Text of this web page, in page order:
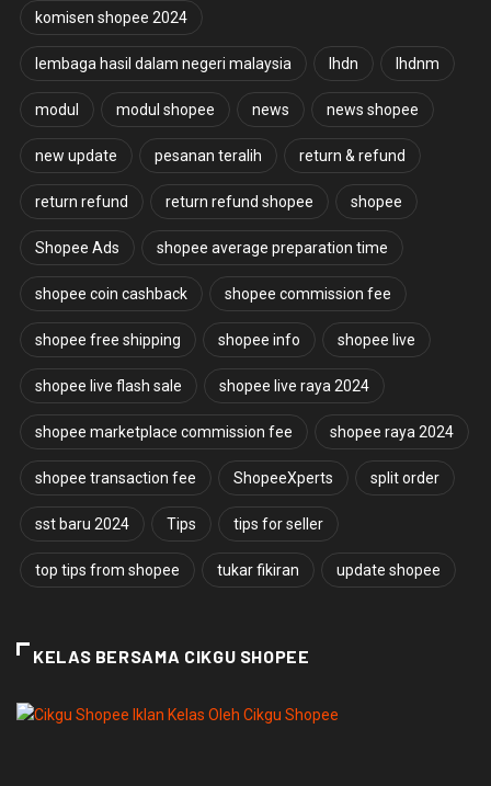
komisen shopee 2024
lembaga hasil dalam negeri malaysia lhdn lhdnm
modul modul shopee news news shopee
new update pesanan teralih return & refund
return refund return refund shopee shopee
Shopee Ads shopee average preparation time
shopee coin cashback shopee commission fee
shopee free shipping shopee info shopee live
shopee live flash sale shopee live raya 2024
shopee marketplace commission fee shopee raya 2024
shopee transaction fee ShopeeXperts split order
sst baru 2024 Tips tips for seller
top tips from shopee tukar fikiran update shopee
KELAS BERSAMA CIKGU SHOPEE